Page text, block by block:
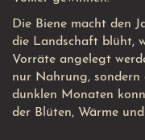
Die Biene macht den
die Landschaft blüht,
Vorräte angelegt
nur Nahrung, sondern
dunklen Monaten
der Blüten, Wärme